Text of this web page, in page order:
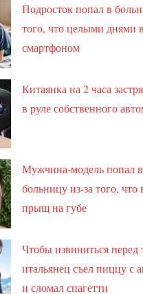
Подросток попал в
того, что целыми днями
смартфоном
Китаянка на 2 часа
в руле собственного
Мужчина-модель попал в
больницу из-за того,
прыщ на губе
Чтобы извиниться перед
итальянец съел пиццу с
и сломал спагетти